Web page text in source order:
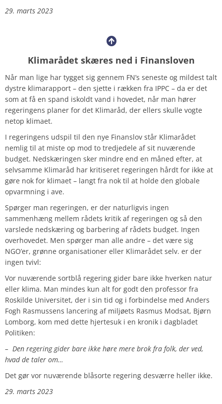
29. marts 2023
Klimarådet skæres ned i Finansloven
Når man lige har tygget sig gennem FN’s seneste og mildest talt
dystre klimarapport – den sjette i rækken fra IPPC – da er det
som at få en spand iskoldt vand i hovedet, når man hører
regeringens planer for det Klimaråd, der ellers skulle vogte
netop klimaet.
I regeringens udspil til den nye Finanslov står Klimarådet
nemlig til at miste op mod to tredjedele af sit nuværende
budget. Nedskæringen sker mindre end en måned efter, at
selvsamme Klimaråd har kritiseret regeringen hårdt for ikke at
gøre nok for klimaet – langt fra nok til at holde den globale
opvarmning i ave.
Spørger man regeringen, er der naturligvis ingen
sammenhæng mellem rådets kritik af regeringen og så den
varslede nedskæring og barbering af rådets budget. Ingen
overhovedet. Men spørger man alle andre – det være sig
NGO’er, grønne organisationer eller Klimarådet selv. er der
ingen tvivl:
Vor nuværende sortblå regering gider bare ikke hverken natur
eller klima. Man mindes kun alt for godt den professor fra
Roskilde Universitet, der i sin tid og i forbindelse med Anders
Fogh Rasmussens lancering af miljøets Rasmus Modsat, Bjørn
Lomborg, kom med dette hjertesuk i en kronik i dagbladet
Politiken:
– Den regering gider bare ikke høre mere brok fra folk, der ved,
hvad de taler om…
Det gør vor nuværende blåsorte regering desværre heller ikke.
29. marts 2023